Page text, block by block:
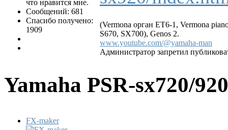
что нравится мне.
Сообщений: 681
Спасибо получено:
1909
(Vermona орган ET6-1, Vermona
S670, SX700), Genos 2.
www.youtube.com/@yamaha-man
Администратор запретил
Yamaha PSR-sx720/
FX-maker